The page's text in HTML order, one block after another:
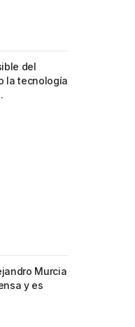
del
la tecnología
Murcia
y es